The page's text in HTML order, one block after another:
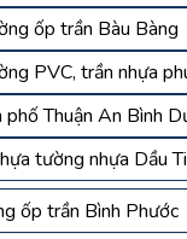
ốp trần Bàu Bàng
PVC, trần nhựa
phố Thuận An Bình
tường nhựa Dầu
ốp trần Bình Phước